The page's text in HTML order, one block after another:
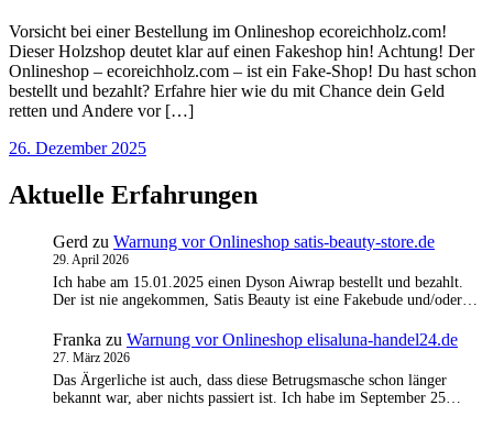
Vorsicht bei einer Bestellung im Onlineshop ecoreichholz.com!
Dieser Holzshop deutet klar auf einen Fakeshop hin! Achtung! Der
Onlineshop – ecoreichholz.com – ist ein Fake-Shop! Du hast schon
bestellt und bezahlt? Erfahre hier wie du mit Chance dein Geld
retten und Andere vor […]
26. Dezember 2025
Aktuelle Erfahrungen
Gerd zu Warnung vor Onlineshop satis-beauty-store.de
29. April 2026
Ich habe am 15.01.2025 einen Dyson Aiwrap bestellt und bezahlt.
Der ist nie angekommen, Satis Beauty ist eine Fakebude und/oder…
Franka zu Warnung vor Onlineshop elisaluna-handel24.de
27. März 2026
Das Ärgerliche ist auch, dass diese Betrugsmasche schon länger
bekannt war, aber nichts passiert ist. Ich habe im September 25…